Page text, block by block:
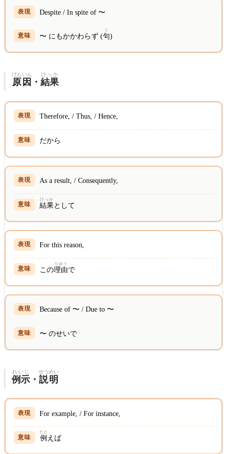
Despite / In spite of 〜
〜 にもかかわらず (句
く
)
原因
げんいん
・ 結果
けっか
Therefore, / Thus, / Hence,
だから
As a result, / Consequently,
結果
けっか
として
For this reason,
この理由
りゆう
で
Because of 〜 / Due to 〜
〜 のせいで
例示
れいじ
・ 説明
せつめい
For example, / For instance,
例
たと
えば